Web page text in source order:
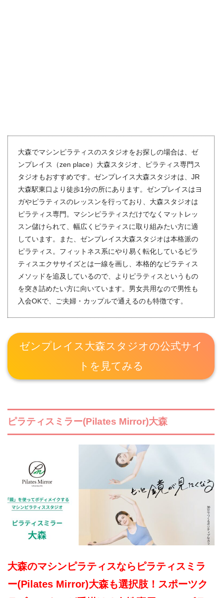
大森でマシンピラティスのスタジオをお探しの場合は、ゼ
ンプレイス（zen place）大森スタジオ、ピラティス専門ス
タジオもおすすめです。ゼンプレイス大森スタジオは、JR
大森駅東口より徒歩1分の所にあります。ゼンプレイスはヨ
ガやピラティスのレッスンを行っており、大森スタジオは
ピラティス専門。マシンピラティスだけでなくマットレッ
スン儲けられて、幅広くピラティスに取り組みたい方に適
しています。また、ゼンプレイス大森スタジオは本格派の
ピラティス。フィットネス系にやり易く転化しているピラ
ティスエクササイズとは一線を画し、本格的なピラティス
メソッドを追及しているので、よりピラティスというもの
を突き詰めたい方に向いています。男女共用なので男性も
入会OKで、ご夫婦・カップルで通えるのも特徴です。
ゼンプレイス大森スタジオの公式サイ
トを見てみる
ピラティスミラー(Pilates Mirror)大森
大森のマシンピラティスならピラティスミラ
ー(Pilates Mirror)大森も選択肢！スポーツク